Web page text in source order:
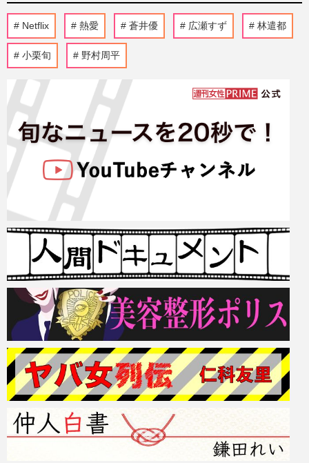
Netflix 熱愛 蒼井優 広瀬すず 林遣都
小栗旬 野村周平